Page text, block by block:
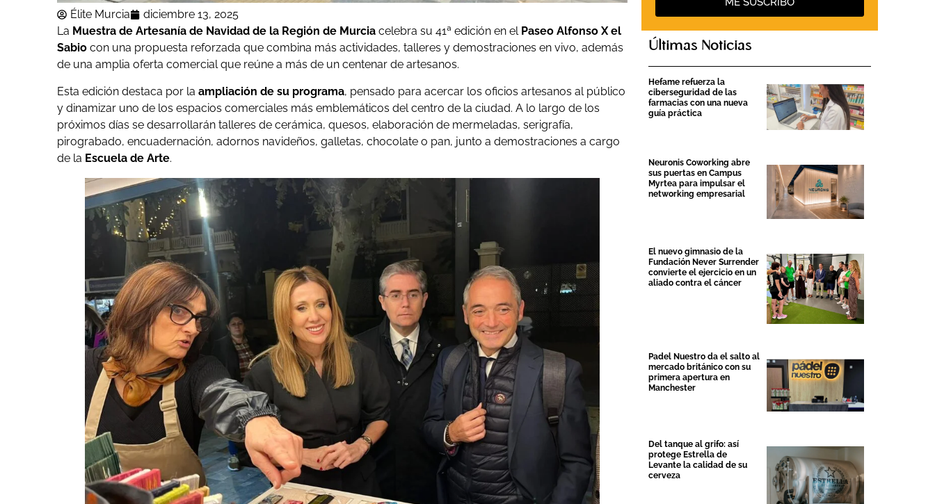
Élite Murcia
diciembre 13, 2025
La Muestra de Artesanía de Navidad de la Región de Murcia celebra su 41ª edición en el Paseo Alfonso X el
Sabio con una propuesta reforzada que combina más actividades, talleres y demostraciones en vivo, además
de una amplia oferta comercial que reúne a más de un centenar de artesanos.
Esta edición destaca por la ampliación de su programa, pensado para acercar los oficios artesanos al público
y dinamizar uno de los espacios comerciales más emblemáticos del centro de la ciudad. A lo largo de los
próximos días se desarrollarán talleres de cerámica, quesos, elaboración de mermeladas, serigrafía,
pirograbado, encuadernación, adornos navideños, galletas, chocolate o pan, junto a demostraciones a cargo
de la Escuela de Arte.
Últimas Noticias
Hefame refuerza la
ciberseguridad de las
farmacias con una nueva
guía práctica
Neuronis Coworking abre
sus puertas en Campus
Myrtea para impulsar el
networking empresarial
El nuevo gimnasio de la
Fundación Never Surrender
convierte el ejercicio en un
aliado contra el cáncer
Padel Nuestro da el salto al
mercado británico con su
primera apertura en
Manchester
Del tanque al grifo: así
protege Estrella de
Levante la calidad de su
cerveza